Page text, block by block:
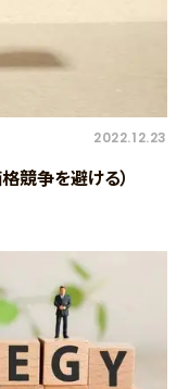
2022.12.23
競争を避ける）